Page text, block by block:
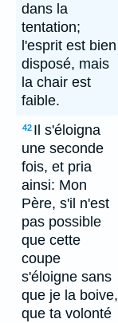
dans la
tentation;
l'esprit est bien
disposé, mais
la chair est
faible.
42 Il s'éloigna
une seconde
fois, et pria
ainsi: Mon
Père, s'il n'est
pas possible
que cette
coupe
s'éloigne sans
que je la boive,
que ta volonté